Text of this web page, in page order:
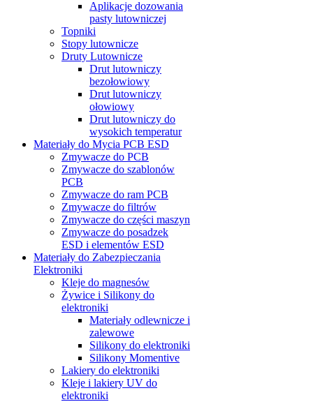
Aplikacje dozowania
pasty lutowniczej
Topniki
Stopy lutownicze
Druty Lutownicze
Drut lutowniczy
bezołowiowy
Drut lutowniczy
ołowiowy
Drut lutowniczy do
wysokich temperatur
Materiały do Mycia PCB ESD
Zmywacze do PCB
Zmywacze do szablonów
PCB
Zmywacze do ram PCB
Zmywacze do filtrów
Zmywacze do części maszyn
Zmywacze do posadzek
ESD i elementów ESD
Materiały do Zabezpieczania
Elektroniki
Kleje do magnesów
Żywice i Silikony do
elektroniki
Materiały odlewnicze i
zalewowe
Silikony do elektroniki
Silikony Momentive
Lakiery do elektroniki
Kleje i lakiery UV do
elektroniki